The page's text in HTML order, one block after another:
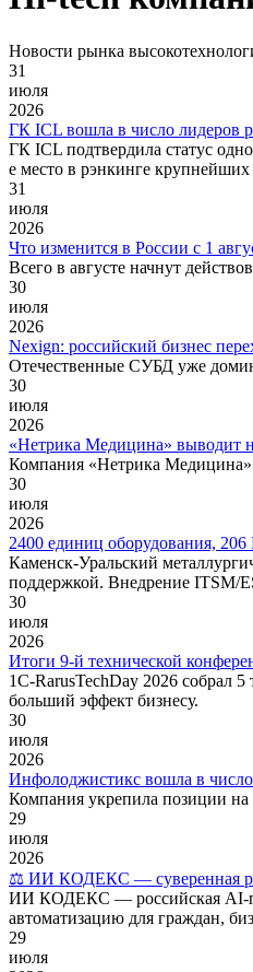
Новости рынка
31
июля
2026
ГК ICL вошла в число лидеров
ГК ICL подтвердила статус
е место в рэнкинге
31
июля
2026
Что изменится в России с 1
Всего в августе начнут
30
июля
2026
Nexign: российский бизнес
Отечественные СУБД уже
30
июля
2026
«Нетрика Медицина» выводит
Компания «Нетрика
30
июля
2026
2400 единиц оборудования,
Каменск-Уральский
поддержкой. Внедрение ITSM/
30
июля
2026
Итоги 9-й технической
1C-RarusTechDay 2026 собрал
больший эффект бизнесу.
30
июля
2026
Инфолоджистикс вошла в
Компания укрепила позиции
29
июля
2026
⚖️ ИИ КОДЕКС — суверенная
ИИ КОДЕКС — российская AI-
автоматизацию для граждан,
29
июля